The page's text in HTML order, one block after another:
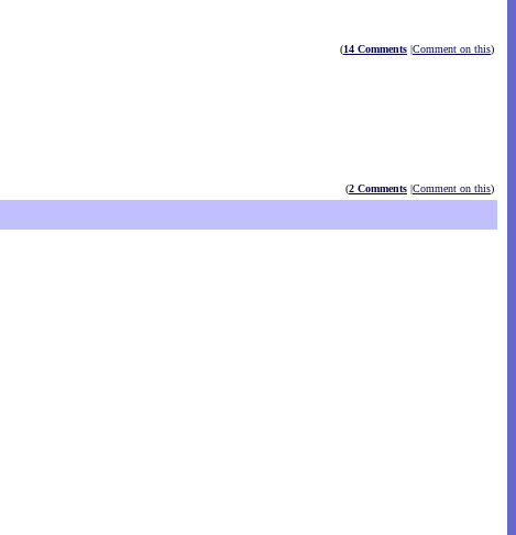
(14 Comments |Comment on this)
(2 Comments |Comment on this)